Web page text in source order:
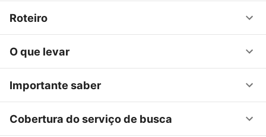
Roteiro
O que levar
Importante saber
Cobertura do serviço de busca